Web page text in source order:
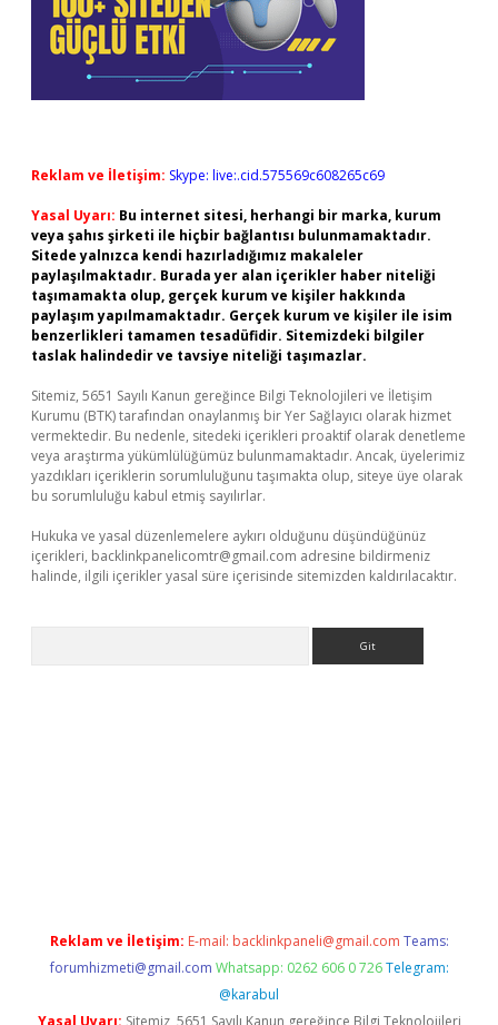
Reklam ve İletişim: Skype: live:.cid.575569c608265c69
Yasal Uyarı: Bu internet sitesi, herhangi bir marka, kurum
veya şahıs şirketi ile hiçbir bağlantısı bulunmamaktadır.
Sitede yalnızca kendi hazırladığımız makaleler
paylaşılmaktadır. Burada yer alan içerikler haber niteliği
taşımamakta olup, gerçek kurum ve kişiler hakkında
paylaşım yapılmamaktadır. Gerçek kurum ve kişiler ile isim
benzerlikleri tamamen tesadüfidir. Sitemizdeki bilgiler
taslak halindedir ve tavsiye niteliği taşımazlar.
Sitemiz, 5651 Sayılı Kanun gereğince Bilgi Teknolojileri ve İletişim
Kurumu (BTK) tarafından onaylanmış bir Yer Sağlayıcı olarak hizmet
vermektedir. Bu nedenle, sitedeki içerikleri proaktif olarak denetleme
veya araştırma yükümlülüğümüz bulunmamaktadır. Ancak, üyelerimiz
yazdıkları içeriklerin sorumluluğunu taşımakta olup, siteye üye olarak
bu sorumluluğu kabul etmiş sayılırlar.
Hukuka ve yasal düzenlemelere aykırı olduğunu düşündüğünüz
içerikleri, backlinkpanelicomtr@gmail.com adresine bildirmeniz
halinde, ilgili içerikler yasal süre içerisinde sitemizden kaldırılacaktır.
Reklam ve İletişim: E-mail: backlinkpaneli@gmail.com Teams:
forumhizmeti@gmail.com Whatsapp: 0262 606 0 726 Telegram:
@karabul
Yasal Uyarı: Sitemiz, 5651 Sayılı Kanun gereğince Bilgi Teknolojileri